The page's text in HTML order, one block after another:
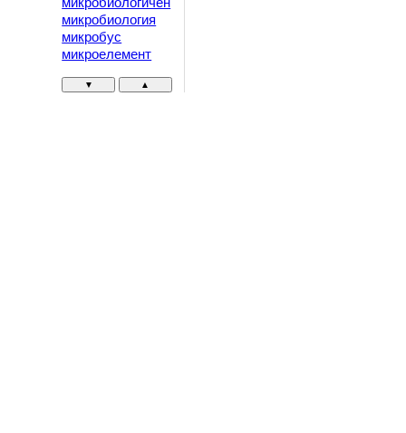
микробиологичен
микробиология
микробус
микроелемент
▼ ▲